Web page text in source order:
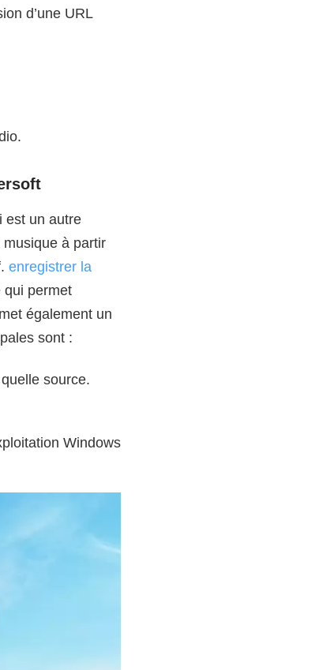
d’une URL
est un autre
à partir
enregistrer la
qui permet
également un
sont :
source.
Windows